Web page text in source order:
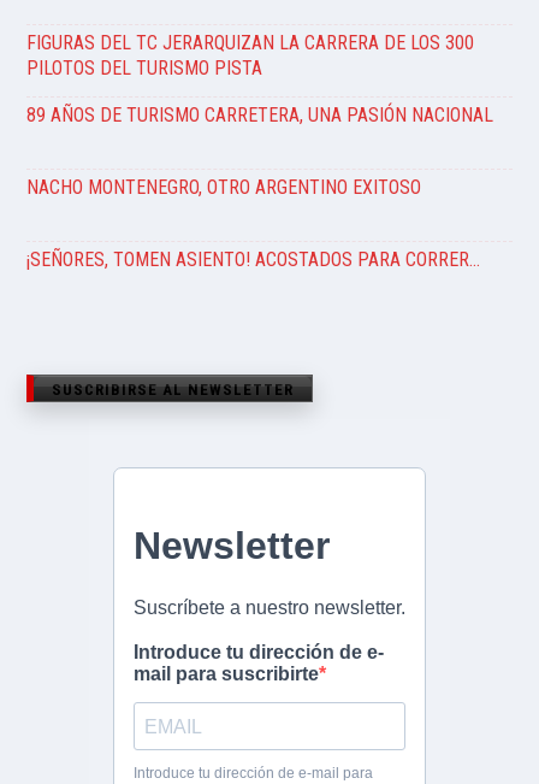
FIGURAS DEL TC JERARQUIZAN LA CARRERA DE LOS 300
PILOTOS DEL TURISMO PISTA
89 AÑOS DE TURISMO CARRETERA, UNA PASIÓN NACIONAL
NACHO MONTENEGRO, OTRO ARGENTINO EXITOSO
¡SEÑORES, TOMEN ASIENTO! ACOSTADOS PARA CORRER…
SUSCRIBIRSE AL NEWSLETTER